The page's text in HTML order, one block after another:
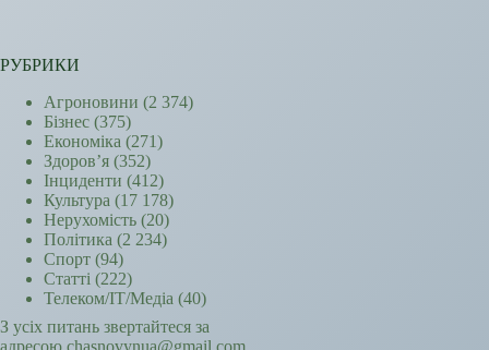
РУБРИКИ
Агроновини (2 374)
Бізнес (375)
Економіка (271)
Здоров’я (352)
Інциденти (412)
Культура (17 178)
Нерухомість (20)
Політика (2 234)
Спорт (94)
Статті (222)
Телеком/ІТ/Медіа (40)
З усіх питань звертайтеся за